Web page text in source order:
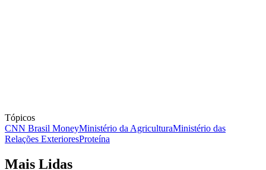
Tópicos
CNN Brasil MoneyMinistério da AgriculturaMinistério das
Relações ExterioresProteína
Mais Lidas